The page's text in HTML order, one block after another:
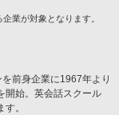
業が対象となります。
前身企業に1967年より
開始。英会話スクール
。